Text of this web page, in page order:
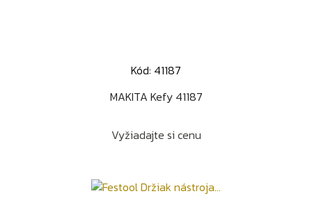
Kód: 41187
MAKITA Kefy 41187
Vyžiadajte si cenu